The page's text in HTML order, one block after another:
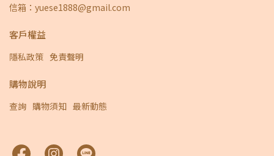
信箱：yuese1888@gmail.com
客戶權益
隱私政策 免責聲明
購物說明
查詢 購物須知 最新動態